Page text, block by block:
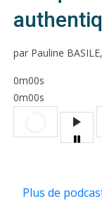
par Pauline
0m00s
0m00s
Plus de